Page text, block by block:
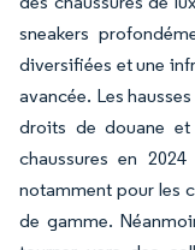
sneakers
diversifiées et une
avancée. Les
droits de douane
chaussures en
notamment pour les
de gamme.